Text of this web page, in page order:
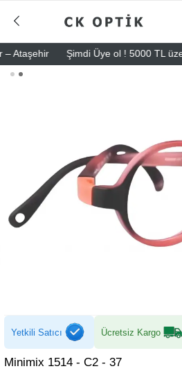
Şimdi Üye ol ! 5000 TL üzeri
Yetkili Satıcı Ücretsiz Kargo
Minimix 1514 - C2 - 37